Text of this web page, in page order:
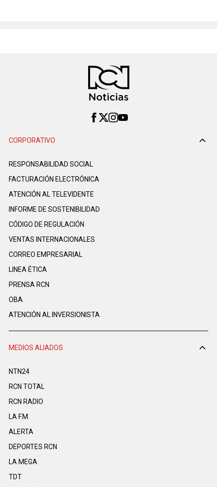
CORPORATIVO
RESPONSABILIDAD SOCIAL
FACTURACIÓN ELECTRÓNICA
ATENCIÓN AL TELEVIDENTE
INFORME DE SOSTENIBILIDAD
CÓDIGO DE REGULACIÓN
VENTAS INTERNACIONALES
CORREO EMPRESARIAL
LINEA ÉTICA
PRENSA RCN
OBA
ATENCIÓN AL INVERSIONISTA
MEDIOS ALIADOS
NTN24
RCN TOTAL
RCN RADIO
LA F.M.
ALERTA
DEPORTES RCN
LA MEGA
TDT